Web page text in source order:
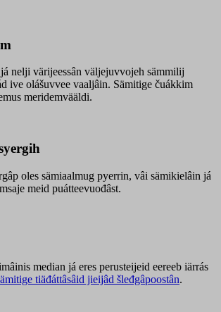
nelji värijeessân väljejuvvojeh sämmilij
ive olášuvvee vaaljâin. Sämitige čuákkim
meridemvääldi.
oles sämiaalmug pyerrin, vâi sämikielâin já
meid puátteevuođâst.
median já eres perusteijeid eereeb iärrás
tiäđáttâsâid jieijâd šleđgâpoostân.